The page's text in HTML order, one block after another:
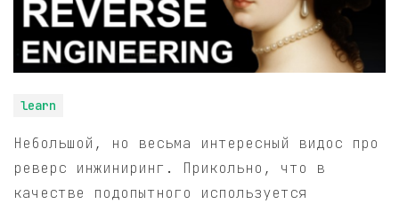
learn
Небольшой, но весьма интересный видос про
реверс инжиниринг. Прикольно, что в
качестве подопытного используется